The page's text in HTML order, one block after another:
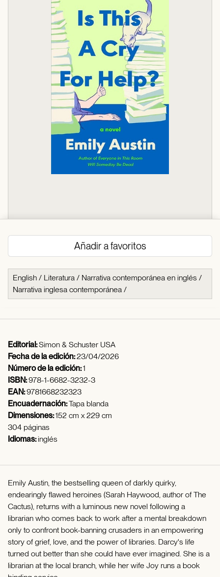
Añadir a favoritos
English / Literatura / Narrativa contemporánea en inglés /
Narrativa inglesa contemporánea /
Editorial:Simon & Schuster USA
Fecha de la edición:23/04/2026
Número de la edición:1
ISBN:978-1-6682-3232-3
EAN:9781668232323
Encuadernación:Tapa blanda
Dimensiones:152 cm x 229 cm
304 páginas
Idiomas:inglés
Emily Austin, the bestselling queen of darkly quirky,
endearingly flawed heroines (Sarah Haywood, author of The
Cactus), returns with a luminous new novel following a
librarian who comes back to work after a mental breakdown
only to confront book-banning crusaders in an empowering
story of grief, love, and the power of libraries. Darcy's life
turned out better than she could have ever imagined. She is a
librarian at the local branch, while her wife Joy runs a book